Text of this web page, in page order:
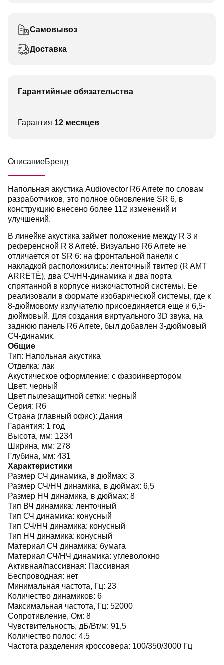
Самовывоз
Доставка
Гарантийные обязательства
Гарантия 12 месяцев
ОписаниеБренд
Напольная акустика Audiovector R6 Arrete по словам
разработчиков, это полное обновление SR 6, в
конструкцию внесено более 112 изменений и
улучшений.
В линейке акустика займет положение между R 3 и
референсной R 8 Arreté. Визуально R6 Arrete не
отличается от SR 6: на фронтальной панели с
накладкой расположились: ленточный твитер (R AMT
ARRETÈ), два СЧ/НЧ-динамика и два порта
спрятанной в корпусе низкочастотной системы. Ее
реализовали в формате изобарической системы, где к
8-дюймовому излучателю присоединяется еще и 6,5-
дюймовый. Для создания виртуального 3D звука, на
заднюю панель R6 Arrete, был добавлен 3-дюймовый
СЧ-динамик.
Общие
Тип: Напольная акустика
Отделка: лак
Акустическое оформление: с фазоинвертором
Цвет: черный
Цвет пылезащитной сетки: черный
Серия: R6
Страна (главный офис): Дания
Гарантия: 1 год
Высота, мм: 1234
Ширина, мм: 278
Глубина, мм: 431
Характеристики
Размер СЧ динамика, в дюймах: 3
Размер СЧ/НЧ динамика, в дюймах: 6,5
Размер НЧ динамика, в дюймах: 8
Тип ВЧ динамика: ленточный
Тип СЧ динамика: конусный
Тип СЧ/НЧ динамика: конусный
Тип НЧ динамика: конусный
Материал СЧ динамика: бумага
Материал СЧ/НЧ динамика: углеволокно
Активная/пассивная: Пассивная
Беспроводная: нет
Минимальная частота, Гц: 23
Количество динамиков: 6
Максимальная частота, Гц: 52000
Сопротивление, Ом: 8
Чувствительность, дБ/Вт/м: 91,5
Количество полос: 4.5
Частота разделения кроссовера: 100/350/3000 Гц